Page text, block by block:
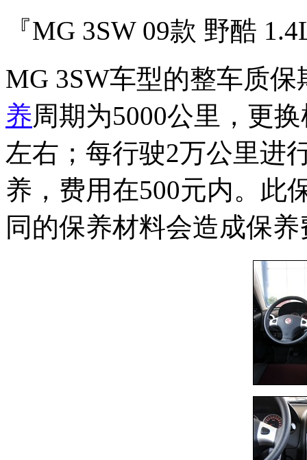
『MG 3SW 09款 野酷
MG 3SW车型的整车质
养周期为5000公里，更
左右；每行驶2万公里进
养，费用在500元内。此
同的保养材料会造成保